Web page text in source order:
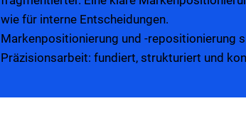
wie für interne Entscheidungen.
Markenpositionierung und -repositionierung
Präzisionsarbeit: fundiert, strukturiert und